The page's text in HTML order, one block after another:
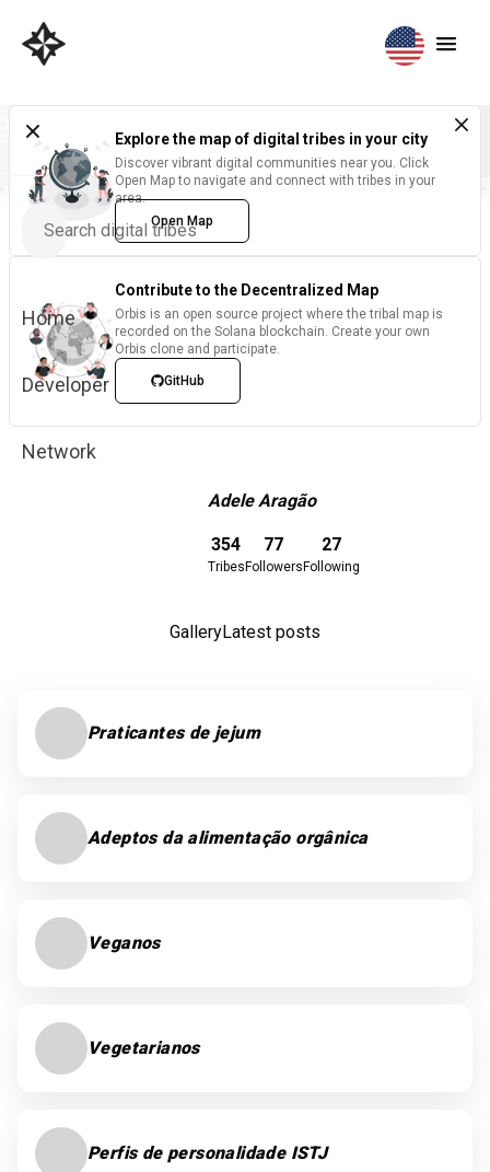
Home
Developer
Network
Explore the map of digital tribes in your city
Discover vibrant digital communities near you. Click
Open Map to navigate and connect with tribes in your
area.
Open Map
Contribute to the Decentralized Map
Orbis is an open source project where the tribal map is
recorded on the Solana blockchain. Create your own
Orbis clone and participate.
GitHub
Adele Aragão
354
Tribes
77
Followers
27
Following
GalleryLatest posts
Praticantes de jejum
Adeptos da alimentação orgânica
Veganos
Vegetarianos
Perfis de personalidade ISTJ